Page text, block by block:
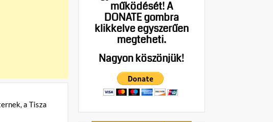
működését!A
DONATE gombra
klikkelve egyszerűen
megteheti.
Nagyon köszönjük!